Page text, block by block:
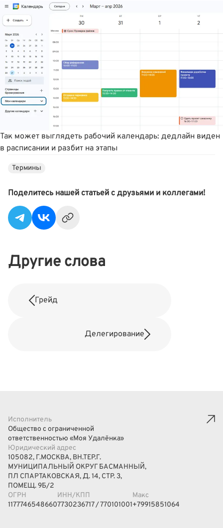
Так может выглядеть рабочий календарь: дедлайн виден
в расписании и разбит на этапы
Термины
Поделитесь нашей статьей с друзьями и коллегами!
Другие слова
Грейд
Делегирование
Исполнитель
Общество с ограниченной
ответственностью «Моя Удалёнка»
Юридический адрес
105082, Г.МОСКВА, ВН.ТЕР.Г.
МУНИЦИПАЛЬНЫЙ ОКРУГ БАСМАННЫЙ,
ПЛ СПАРТАКОВСКАЯ, Д. 14, СТР. 3,
ПОМЕЩ. 9Б/2
ОГРН
1177746548660
ИНН/КПП
7730236717 / 770101001
Макс
+79915851064